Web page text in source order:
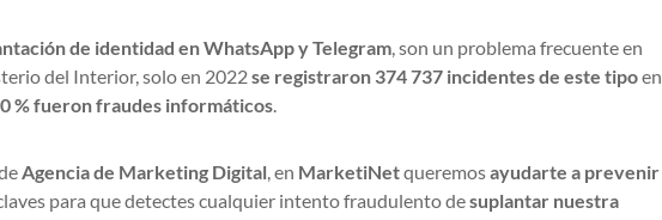
de identidad en WhatsApp y Telegram, son un problema frecuente en
del Interior, solo en 2022se registraron 374 737 incidentes de este tipoen
% fueron fraudes informáticos.
Agencia de Marketing Digital, en MarketiNetqueremosayudarte a prevenir
para que detectes cualquier intento fraudulento desuplantar nuestra